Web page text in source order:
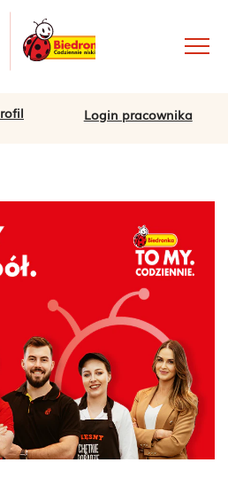
Login pracownika